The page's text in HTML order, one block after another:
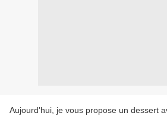
Aujourd'hui, je vous propose un dessert